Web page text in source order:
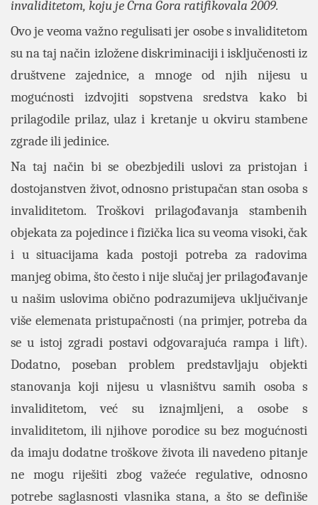
invaliditetom, koju je Crna Gora ratifikovala 2009.
Ovo je veoma važno regulisati jer osobe s invaliditetom
su na taj način izložene diskriminaciji i isključenosti iz
društvene zajednice, a mnoge od njih nijesu u
mogućnosti izdvojiti sopstvena sredstva kako bi
prilagodile prilaz, ulaz i kretanje u okviru stambene
zgrade ili jedinice.
Na taj način bi se obezbjedili uslovi za pristojan i
dostojanstven život, odnosno pristupačan stan osoba s
invaliditetom. Troškovi prilagođavanja stambenih
objekata za pojedince i fizička lica su veoma visoki, čak
i u situacijama kada postoji potreba za radovima
manjeg obima, što često i nije slučaj jer prilagođavanje
u našim uslovima obično podrazumijeva uključivanje
više elemenata pristupačnosti (na primjer, potreba da
se u istoj zgradi postavi odgovarajuća rampa i lift).
Dodatno, poseban problem predstavljaju objekti
stanovanja koji nijesu u vlasništvu samih osoba s
invaliditetom, već su iznajmljeni, a osobe s
invaliditetom, ili njihove porodice su bez mogućnosti
da imaju dodatne troškove života ili navedeno pitanje
ne mogu riješiti zbog važeće regulative, odnosno
potrebe saglasnosti vlasnika stana, a što se definiše